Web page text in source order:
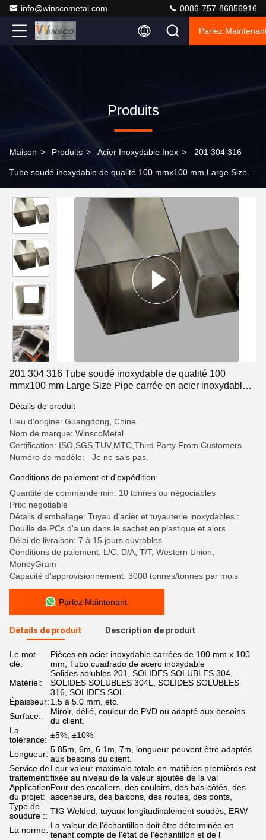
info@winscometal.com 0086-757-86856916
Parlez
Produits
Maison > Produits > Acier Inoxydable Inox > 201 304 316
Tube soudé inoxydable de qualité 100 mmx100 mm Large Size
201 304 316 Tube soudé inoxydable de qualité 100
mmx100 mm Large Size Pipe carrée en acier inoxydable
Détails de produit
Lieu d'origine: Guangdong, Chine
Nom de marque: WinscoMetal
Certification: ISO,SGS,TUV,MTC,Third Party From Customers
Numéro de modèle: - Je ne sais pas.
Conditions de paiement et d'expédition
Quantité de commande min: 10 tonnes ou négociables
Prix: negotiable
Détails d'emballage: Tuyau d'acier et tuyauterie inoxydables :
Douille de PCs d'a un dans le sachet en plastique et alors
Délai de livraison: 7 à 15 jours ouvrables
Conditions de paiement: L/C, D/A, T/T, Western Union,
MoneyGram
Capacité d'approvisionnement: 3000 tonnes/tonnes par mois
Parlez Maintenant.
Détails de produit Description de produit
Le mot
clé:
Pièces en acier inoxydable carrées de 100 mm x 100
mm, Tubo cuadrado de acero inoxydable
Matériel:
Solides solubles 201, SOLIDES SOLUBLES 304,
SOLIDES SOLUBLES 304L, SOLIDES SOLUBLES
316, SOLIDES SOL
Épaisseur: 1.5 à 5.0 mm, etc.
Surface:
Miroir, délié, couleur de PVD ou adapté aux besoins
du client.
La
tolérance: ±5%, ±10%
Longueur: 5.85m, 6m, 6.1m, 7m, longueur peuvent être adaptés
aux besoins du client.
Service de
traitement:
Leur valeur maximale totale en matières premières est
fixée au niveau de la valeur ajoutée de la val
Application
du projet:
Pour des escaliers, des couloirs, des bas-côtés, des
ascenseurs, des balcons, des routes, des ponts,
Type de
soudure :: TIG Welded, tuyaux longitudinalement soudés, ERW
La norme: La valeur de l'échantillon doit être déterminée en
tenant compte de l'état de l'échantillon et de l'